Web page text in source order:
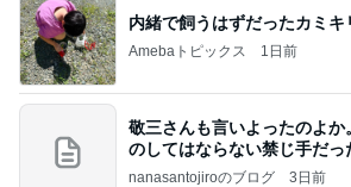
敬三さんも言いよったのよか
のしてはならない禁じ手だっ
のよ
nanasantojiroのブログ 3日前